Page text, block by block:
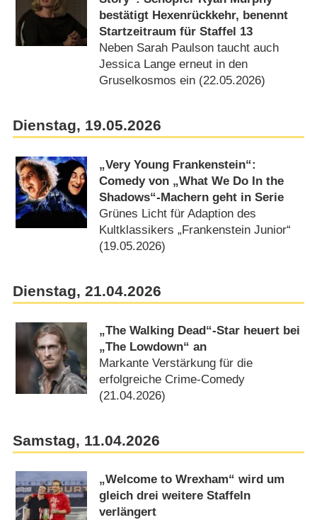
bestätigt Hexenrückkehr, benennt
Startzeitraum für Staffel 13
Neben Sarah Paulson taucht auch
Jessica Lange erneut in den
Gruselkosmos ein (22.05.2026)
Dienstag, 19.05.2026
„Very Young Frankenstein“:
Comedy von „What We Do In the
Shadows“-Machern geht in Serie
Grünes Licht für Adaption des
Kultklassikers „Frankenstein Junior“
(19.05.2026)
Dienstag, 21.04.2026
„The Walking Dead“-Star heuert bei
„The Lowdown“ an
Markante Verstärkung für die
erfolgreiche Crime-Comedy
(21.04.2026)
Samstag, 11.04.2026
„Welcome to Wrexham“ wird um
gleich drei weitere Staffeln
verlängert